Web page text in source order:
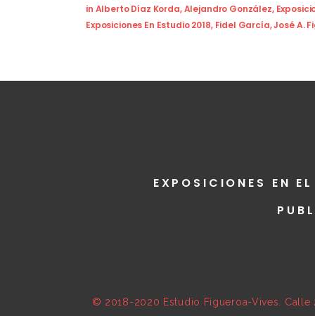
in Alberto Díaz Korda,Alejandro González,
Exposiciones En Estudio 2018, Fidel García,José A.
EXPOSICIONES EN
© 2018-2020 Estudio Figueroa-Vives.